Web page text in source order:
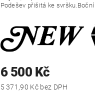
Podešev přišitá ke svršku.Boční
6 500 Kč
5 371,90 Kč bez DPH